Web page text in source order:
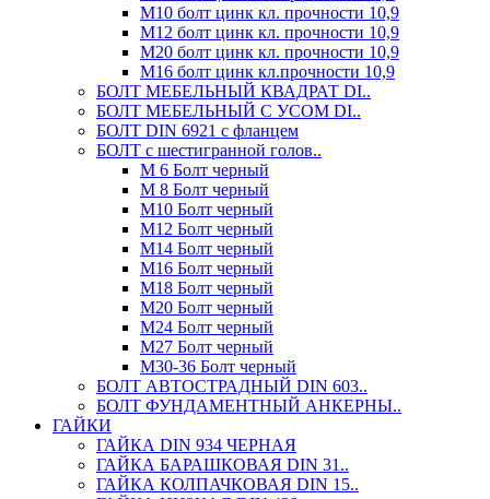
М10 болт цинк кл. прочности 10,9
М12 болт цинк кл. прочности 10,9
М20 болт цинк кл. прочности 10,9
М16 болт цинк кл.прочности 10,9
БОЛТ МЕБЕЛЬНЫЙ КВАДРАТ DI..
БОЛТ МЕБЕЛЬНЫЙ С УСОМ DI..
БОЛТ DIN 6921 c фланцем
БОЛТ с шестигранной голов..
М 6 Болт черный
М 8 Болт черный
М10 Болт черный
М12 Болт черный
М14 Болт черный
М16 Болт черный
М18 Болт черный
М20 Болт черный
М24 Болт черный
М27 Болт черный
М30-36 Болт черный
БОЛТ АВТОСТРАДНЫЙ DIN 603..
БОЛТ ФУНДАМЕНТНЫЙ АНКЕРНЫ..
ГАЙКИ
ГАЙКА DIN 934 ЧЕРНАЯ
ГАЙКА БАРАШКОВАЯ DIN 31..
ГАЙКА КОЛПАЧКОВАЯ DIN 15..